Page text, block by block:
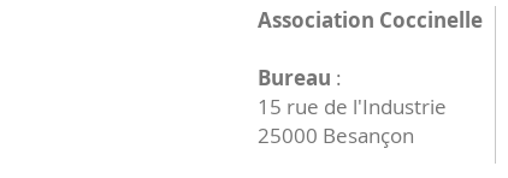
Association Coccinelle
Bureau :
15 rue de l'Industrie
25000 Besançon